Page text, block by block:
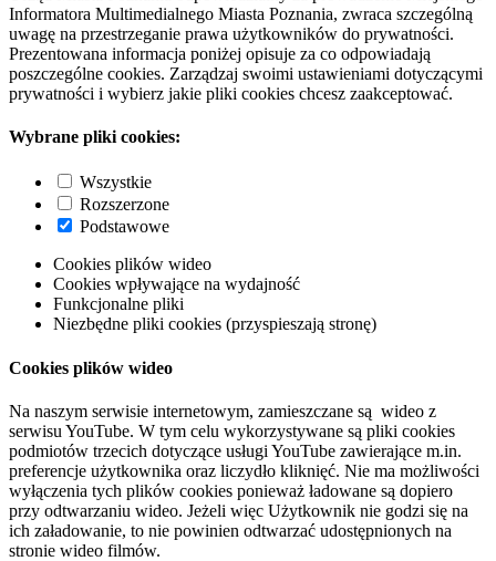
Informatora Multimedialnego Miasta Poznania, zwraca szczególną
uwagę na przestrzeganie prawa użytkowników do prywatności.
Prezentowana informacja poniżej opisuje za co odpowiadają
poszczególne cookies. Zarządzaj swoimi ustawieniami dotyczącymi
prywatności i wybierz jakie pliki cookies chcesz zaakceptować.
Wybrane pliki cookies:
Wszystkie
Rozszerzone
Podstawowe
Cookies plików wideo
Cookies wpływające na wydajność
Funkcjonalne pliki
Niezbędne pliki cookies (przyspieszają stronę)
Cookies plików wideo
Na naszym serwisie internetowym, zamieszczane są wideo z
serwisu YouTube. W tym celu wykorzystywane są pliki cookies
podmiotów trzecich dotyczące usługi YouTube zawierające m.in.
preferencje użytkownika oraz liczydło kliknięć. Nie ma możliwości
wyłączenia tych plików cookies ponieważ ładowane są dopiero
przy odtwarzaniu wideo. Jeżeli więc Użytkownik nie godzi się na
ich załadowanie, to nie powinien odtwarzać udostępnionych na
stronie wideo filmów.